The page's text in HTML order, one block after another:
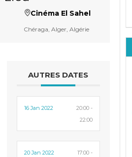
Cinéma El Sahel
Chéraga, Alger, Algérie
AUTRES DATES
16 Jan 2022
20:00 -
22:00
20 Jan 2022
17:00 -